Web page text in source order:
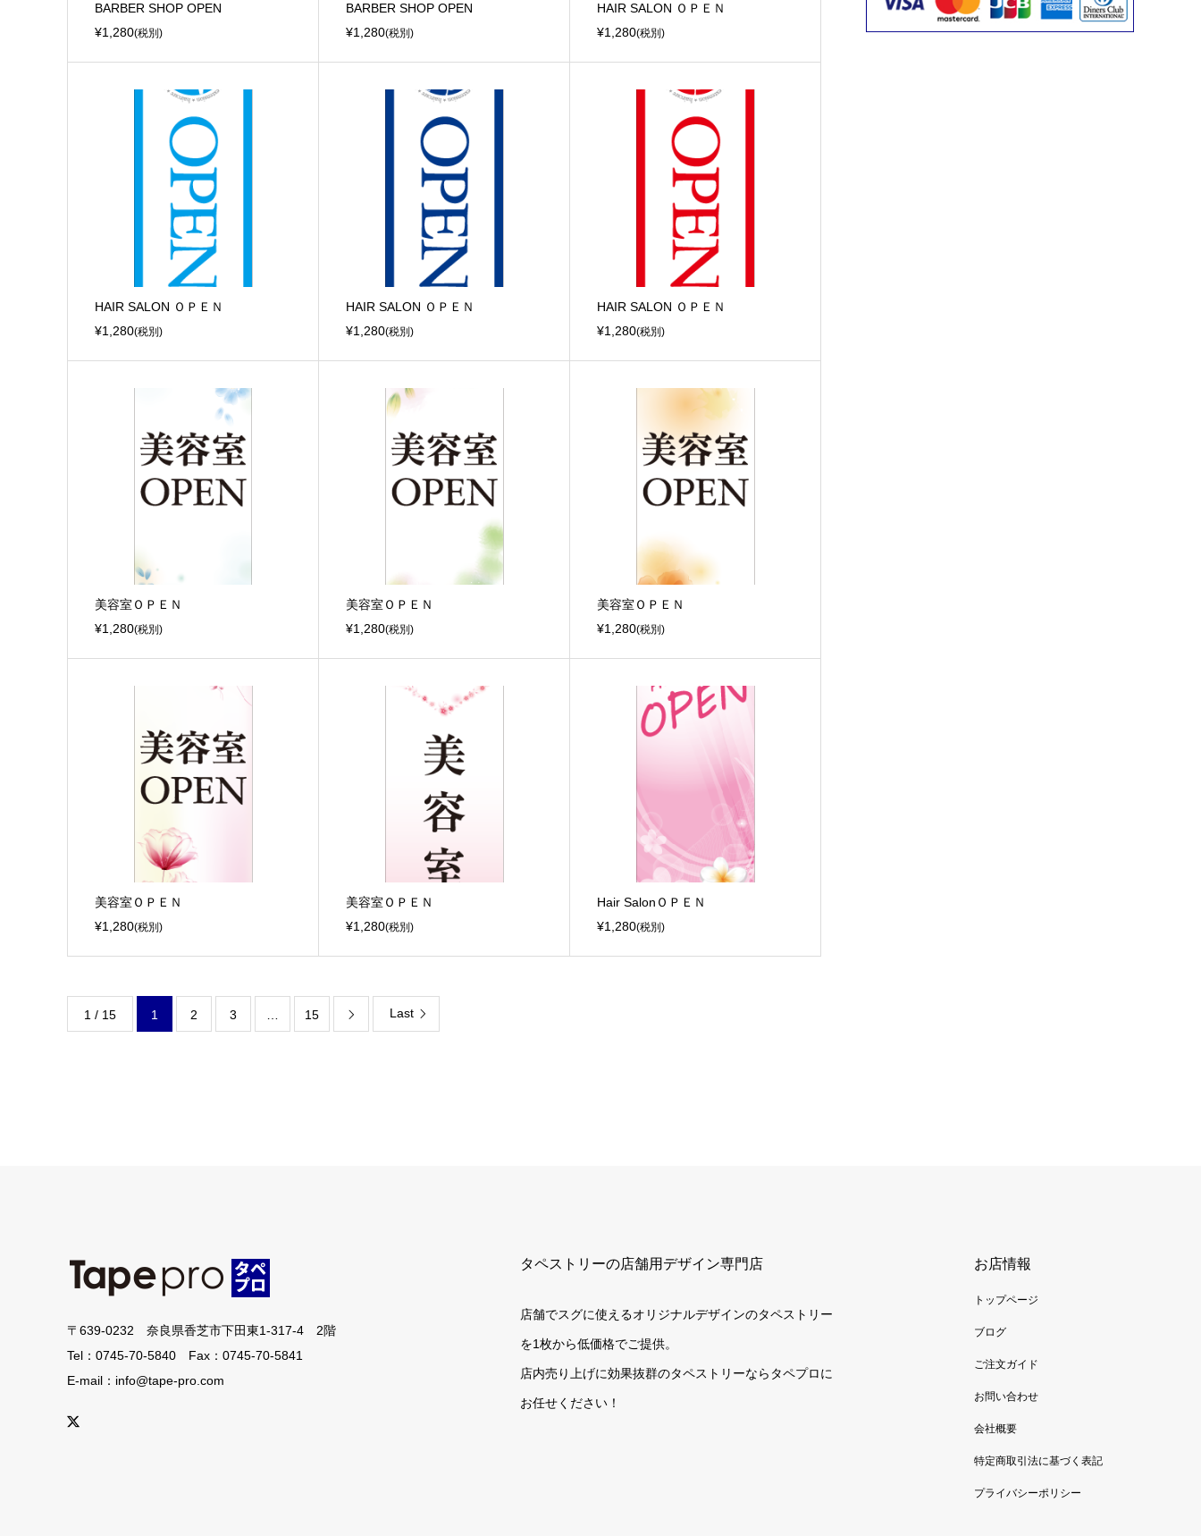
BARBER SHOP OPEN
¥1,280(税別)
BARBER SHOP OPEN
¥1,280(税別)
HAIR SALON ＯＰＥＮ
¥1,280(税別)
HAIR SALON ＯＰＥＮ
¥1,280(税別)
HAIR SALON ＯＰＥＮ
¥1,280(税別)
HAIR SALON ＯＰＥＮ
¥1,280(税別)
美容室ＯＰＥＮ
¥1,280(税別)
美容室ＯＰＥＮ
¥1,280(税別)
美容室ＯＰＥＮ
¥1,280(税別)
美容室ＯＰＥＮ
¥1,280(税別)
美容室ＯＰＥＮ
¥1,280(税別)
Hair SalonＯＰＥＮ
¥1,280(税別)
1 / 15 1 2 3 15  Last
〒639-0232 奈良県香芝市下田東1-317-4 2階
Tel：0745-70-5840 Fax：0745-70-5841
E-mail：info@tape-pro.com
タペストリーの店舗用デザイン専門店
店舗でスグに使えるオリジナルデザインのタペストリー
を1枚から低価格でご提供。
店内売り上げに効果抜群のタペストリーならタペプロに
お任せください！
お店情報
トップページ
ブログ
ご注文ガイド
お問い合わせ
会社概要
特定商取引法に基づく表記
プライバシーポリシー